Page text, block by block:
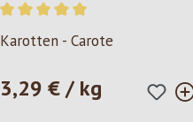
Valutazione media di 5 su 5 stelle
Karotten - Carote
Prezzo normale:
3,29 € / kg